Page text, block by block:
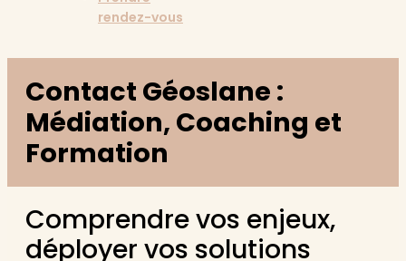
rendez-vous
Contact Géoslane :
Médiation, Coaching et
Formation
Comprendre vos enjeux,
déployer vos solutions